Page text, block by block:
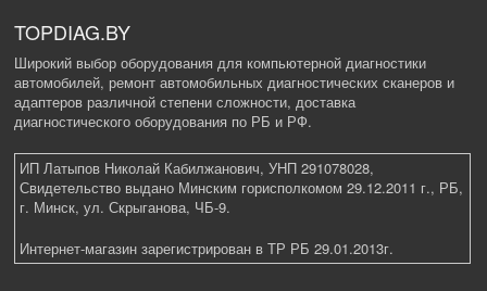
TOPDIAG.BY
Широкий выбор оборудования для компьютерной диагностики
автомобилей, ремонт автомобильных диагностических сканеров и
адаптеров различной степени сложности, доставка
диагностического оборудования по РБ и РФ.
ИП Латыпов Николай Кабилжанович, УНП 291078028,
Свидетельство выдано Минским горисполкомом 29.12.2011 г., РБ,
г. Минск, ул. Скрыганова, ЧБ-9.
Интернет-магазин зарегистрирован в ТР РБ 29.01.2013г.